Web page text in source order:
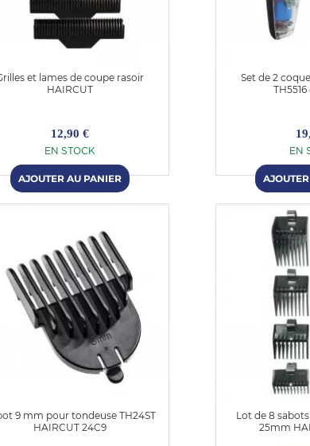
et lames de coupe rasoir
HAIRCUT
12,90 €
EN STOCK
Set de 2
EN
9 mm pour tondeuse TH24ST
HAIRCUT 24C9
Lot de 8
25mm